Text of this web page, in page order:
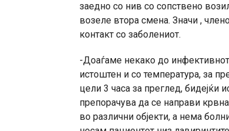
заедно со нив со сопствено
возеле втора смена. Значи ,
контакт со заболениот.
-Доаѓаме некако до
истоштен и со температура, за
цели 3 часа за преглед, бидејќи
препорачува да се направи
во различни објекти, а нема